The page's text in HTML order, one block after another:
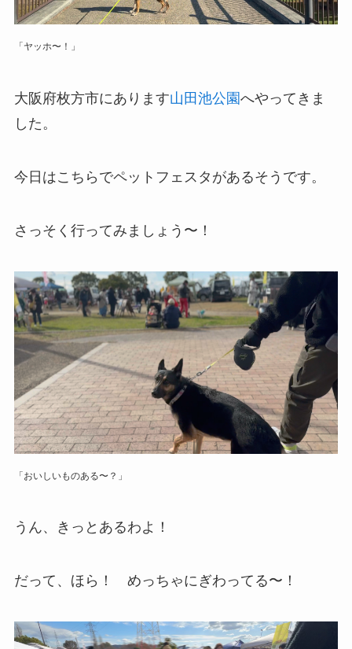
「ヤッホ〜！」
大阪府枚方市にあります山田池公園へやってきま
した。
今日はこちらでペットフェスタがあるそうです。
さっそく行ってみましょう〜！
「おいしいものある〜？」
うん、きっとあるわよ！
だって、ほら！ めっちゃにぎわってる〜！